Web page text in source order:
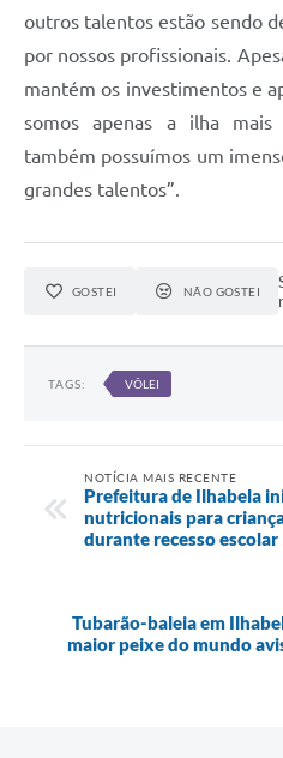
outros talentos estão sendo
por nossos profissionais.
mantém os investimentos e
somos apenas a ilha
também possuímos um
grandes talentos”.
GOSTEI NÃO GOSTEI
TAGS: VÔLEI
NOTÍCIA MAIS RECENTE
Prefeitura de Ilhabela
nutricionais para
durante recesso escolar
Tubarão-baleia em
maior peixe do mundo